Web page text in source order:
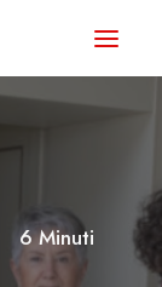
6 Minuti